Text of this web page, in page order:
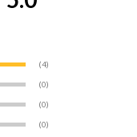
(4)
(0)
(0)
(0)